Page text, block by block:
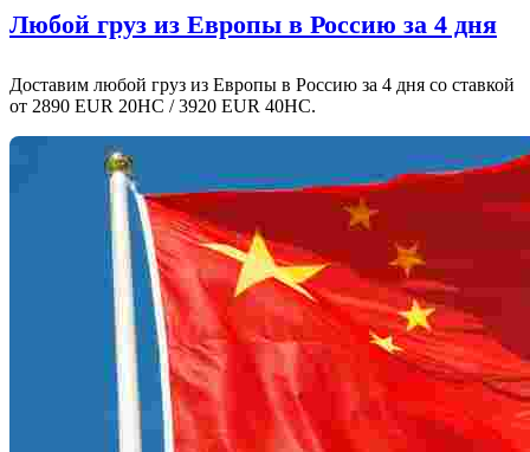
Любой груз из Европы в Россию за 4 дня
Доставим любой груз из Европы в Россию за 4 дня со ставкой
от 2890 EUR 20HC / 3920 EUR 40HC.